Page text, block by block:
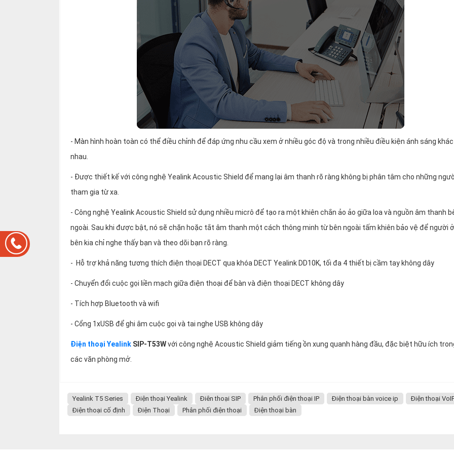
- Màn hình hoàn toàn có thể điều chỉnh để đáp ứng nhu cầu xem ở nhiều góc độ và trong nhiều điều kiện ánh sáng khác
nhau.
- Được thiết kế với công nghệ Yealink Acoustic Shield để mang lại âm thanh rõ ràng không bị phân tâm cho những
tham gia từ xa.
- Công nghệ Yealink Acoustic Shield sử dụng nhiều micrô để tạo ra một khiên chắn ảo ảo giữa loa và nguồn âm thanh
ngoài. Sau khi được bật, nó sẽ chặn hoặc tắt âm thanh một cách thông minh từ bên ngoài tấm khiên bảo vệ để người
bên kia chỉ nghe thấy bạn và theo dõi bạn rõ ràng.
- Hỗ trợ khả năng tương thích điện thoại DECT qua khóa DECT Yealink DD10K, tối đa 4 thiết bị cầm tay không dây
- Chuyển đổi cuộc gọi liền mạch giữa điện thoại để bàn và điện thoại DECT không dây
- Tích hợp Bluetooth và wifi
- Cổng 1xUSB để ghi âm cuộc gọi và tai nghe USB không dây
Điện thoại Yealink SIP-T53Wvới công nghệ Acoustic Shield giảm tiếng ồn xung quanh hàng đầu, đặc biệt hữu ích
các văn phòng mở.
Yealink T5 Series Điện thoại Yealink Điên thoại SIP Phân phối điện thoại IP Điện thoại bàn voice ip
Điện thoại
Điện thoại cố định
Điện Thoại Phân phối điện thoại Điện thoại bàn